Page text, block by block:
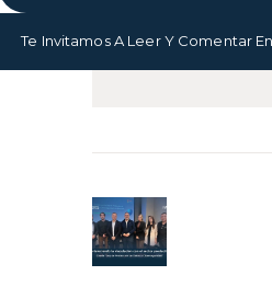
Te Invitamos A Leer Y Comentar
de
entradas
Previous
post: